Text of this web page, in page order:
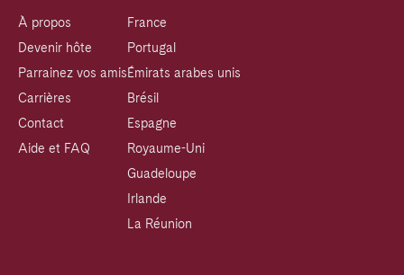
À propos
Devenir hôte
Parrainez vos amis
Carrières
Contact
Aide et FAQ
France
Portugal
Émirats arabes unis
Brésil
Espagne
Royaume-Uni
Guadeloupe
Irlande
La Réunion